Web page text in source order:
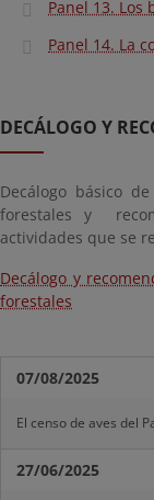
Panel 13. Los
Panel 14. La
DECÁLOGO Y
Decálogo básico
forestales y
actividades que se
Decálogo y
forestales
07/08/2025
El censo de aves del
27/06/2025